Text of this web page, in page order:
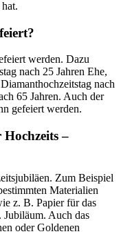
werden. Dazu
nach 25 Jahren Ehe,
nach
65 Jahren. Auch der
gefeiert werden.
–
Zum Beispiel
Materialien
z. B. Papier für das
Jubiläum. Auch das
oder Goldenen